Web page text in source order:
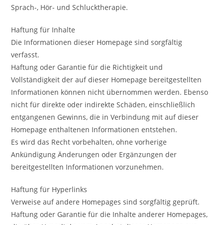
Sprach-, Hör- und Schlucktherapie.
Haftung für Inhalte
Die Informationen dieser Homepage sind sorgfältig
verfasst.
Haftung oder Garantie für die Richtigkeit und
Vollständigkeit der auf dieser Homepage bereitgestellten
Informationen können nicht übernommen werden. Ebenso
nicht für direkte oder indirekte Schäden, einschließlich
entgangenen Gewinns, die in Verbindung mit auf dieser
Homepage enthaltenen Informationen entstehen.
Es wird das Recht vorbehalten, ohne vorherige
Ankündigung Änderungen oder Ergänzungen der
bereitgestellten Informationen vorzunehmen.
Haftung für Hyperlinks
Verweise auf andere Homepages sind sorgfältig geprüft.
Haftung oder Garantie für die Inhalte anderer Homepages,